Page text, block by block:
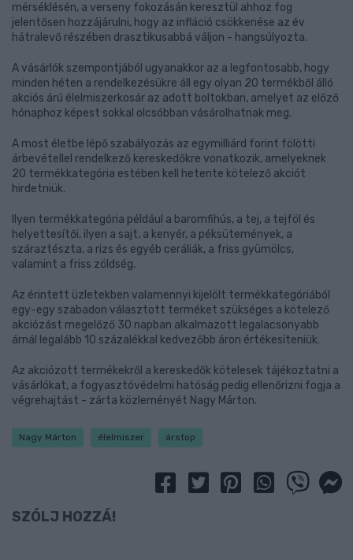
mérséklésén, a verseny fokozásán keresztül ahhoz fog
jelentősen hozzájárulni, hogy az infláció csökkenése az év
hátralevő részében drasztikusabbá váljon - hangsúlyozta.
A vásárlók szempontjából ugyanakkor az a legfontosabb, hogy
minden héten a rendelkezésükre áll egy olyan 20 termékből álló
akciós árú élelmiszerkosár az adott boltokban, amelyet az előző
hónaphoz képest sokkal olcsóbban vásárolhatnak meg.
A most életbe lépő szabályozás az egymilliárd forint fölötti
árbevétellel rendelkező kereskedőkre vonatkozik, amelyeknek
20 termékkategória estében kell hetente kötelező akciót
hirdetniük.
Ilyen termékkategória például a baromfihús, a tej, a tejföl és
helyettesítői, ilyen a sajt, a kenyér, a péksütemények, a
száraztészta, a rizs és egyéb ceráliák, a friss gyümölcs,
valamint a friss zöldség.
Az érintett üzletekben valamennyi kijelölt termékkategóriából
egy-egy szabadon választott terméket szükséges a kötelező
akciózást megelőző 30 napban alkalmazott legalacsonyabb
árnál legalább 10 százalékkal kedvezőbb áron értékesíteniük.
Az akciózott termékekről a kereskedők kötelesek tájékoztatni a
vásárlókat, a fogyasztóvédelmi hatóság pedig ellenőrizni fogja a
végrehajtást - zárta közleményét Nagy Márton.
Nagy Márton élelmiszer árstop
SZÓLJ HOZZÁ!